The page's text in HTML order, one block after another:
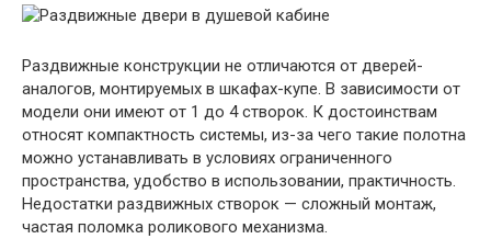
Раздвижные конструкции не отличаются от дверей-
аналогов, монтируемых в шкафах-купе. В зависимости от
модели они имеют от 1 до 4 створок. К достоинствам
относят компактность системы, из-за чего такие полотна
можно устанавливать в условиях ограниченного
пространства, удобство в использовании, практичность.
Недостатки раздвижных створок — сложный монтаж,
частая поломка роликового механизма.